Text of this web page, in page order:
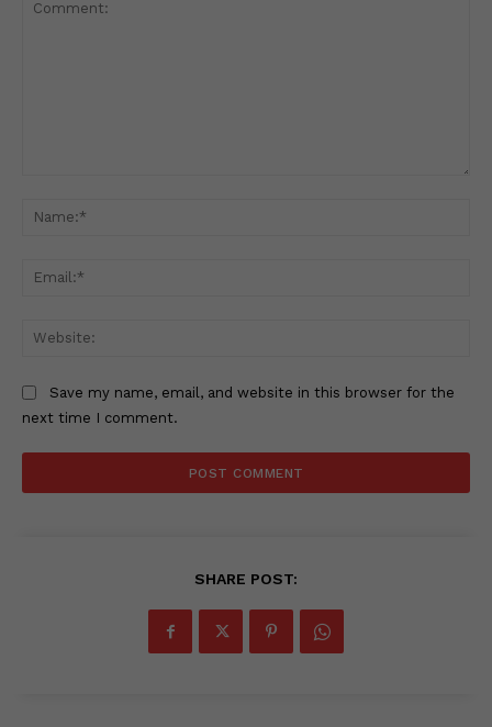
Save my name, email, and website in this browser for the
next time I comment.
SHARE POST: